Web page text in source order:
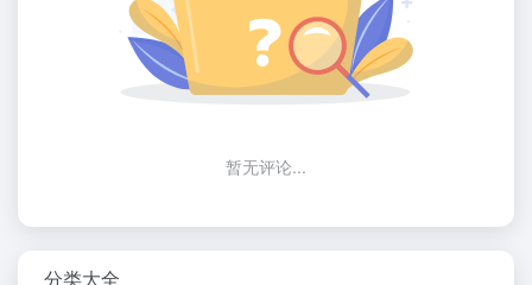
暂无评论...
分类大全